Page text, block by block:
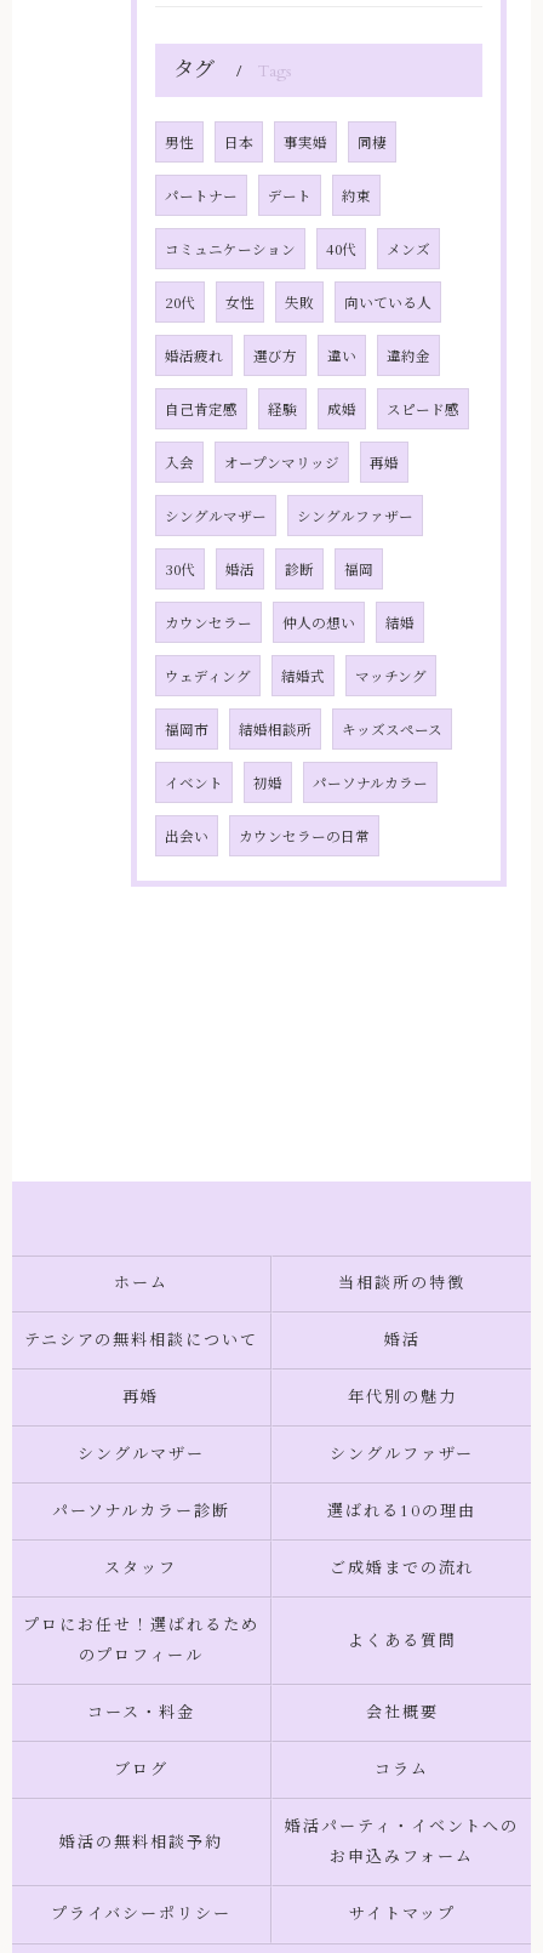
タグ Tags
男性 日本 事実婚 同棲
パートナー デート 約束
コミュニケーション 40代 メンズ
20代 女性 失敗 向いている人
婚活疲れ 選び方 違い 違約金
自己肯定感 経験 成婚 スピード感
入会 オープンマリッジ 再婚
シングルマザー シングルファザー
30代 婚活 診断 福岡
カウンセラー 仲人の想い 結婚
ウェディング 結婚式 マッチング
福岡市 結婚相談所 キッズスペース
イベント 初婚 パーソナルカラー
出会い カウンセラーの日常
ホーム 当相談所の特徴
テニシアの無料相談について 婚活
再婚 年代別の魅力
シングルマザー シングルファザー
パーソナルカラー診断 選ばれる10の理由
スタッフ ご成婚までの流れ
プロにお任せ！選ばれるため
のプロフィール
よくある質問
コース・料金 会社概要
ブログ コラム
婚活の無料相談予約
婚活パーティ・イベントへの
お申込みフォーム
プライバシーポリシー サイトマップ